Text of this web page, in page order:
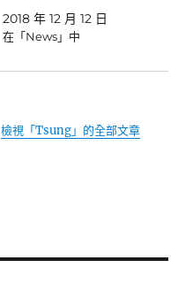
2018 年 12 月 12 日
在「News」中
檢視「Tsung」的全部文章